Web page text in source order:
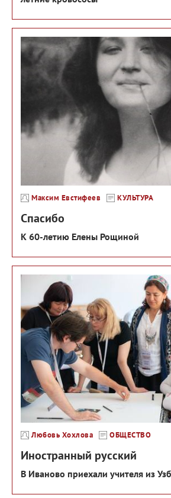
Максим Евстифеев КУЛЬТУРА
Спасибо
К 60-летию Елены Рощиной
Любовь Хохлова ОБЩЕСТВО
Иностранный русский
В Иваново приехали учителя из